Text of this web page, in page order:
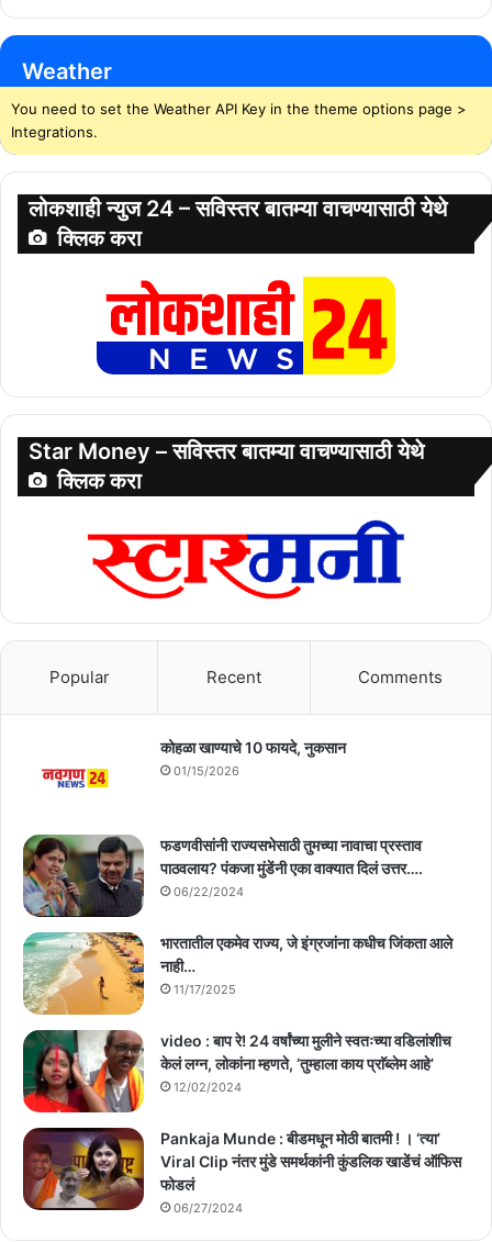
Weather
You need to set the Weather API Key in the theme options page >
Integrations.
लोकशाही न्युज 24 – सविस्तर बातम्या वाचण्यासाठी येथे
क्लिक करा
Star Money – सविस्तर बातम्या वाचण्यासाठी येथे
क्लिक करा
Popular Recent Comments
कोहळा खाण्याचे 10 फायदे, नुकसान
01/15/2026
फडणवीसांनी राज्यसभेसाठी तुमच्या नावाचा प्रस्ताव
पाठवलाय? पंकजा मुंडेंनी एका वाक्यात दिलं उत्तर….
06/22/2024
भारतातील एकमेव राज्य, जे इंग्रजांना कधीच जिंकता आले
नाही…
11/17/2025
video : बाप रे! 24 वर्षांच्या मुलीने स्वतःच्या वडिलांशीच
केलं लग्न, लोकांना म्हणते, ‘तुम्हाला काय प्राॅब्लेम आहे’
12/02/2024
Pankaja Munde : बीडमधून मोठी बातमी ! । ‘त्या’
Viral Clip नंतर मुंडे समर्थकांनी कुंडलिक खाडेंचं ऑफिस
फोडलं
06/27/2024